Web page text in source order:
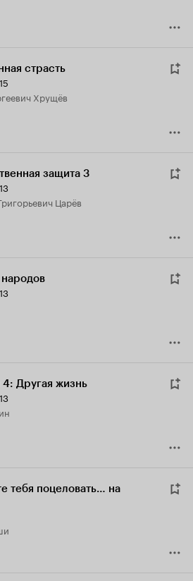
страсть
Хрущёв
защита 3
Царёв
4: Другая жизнь
тебя поцеловать… на